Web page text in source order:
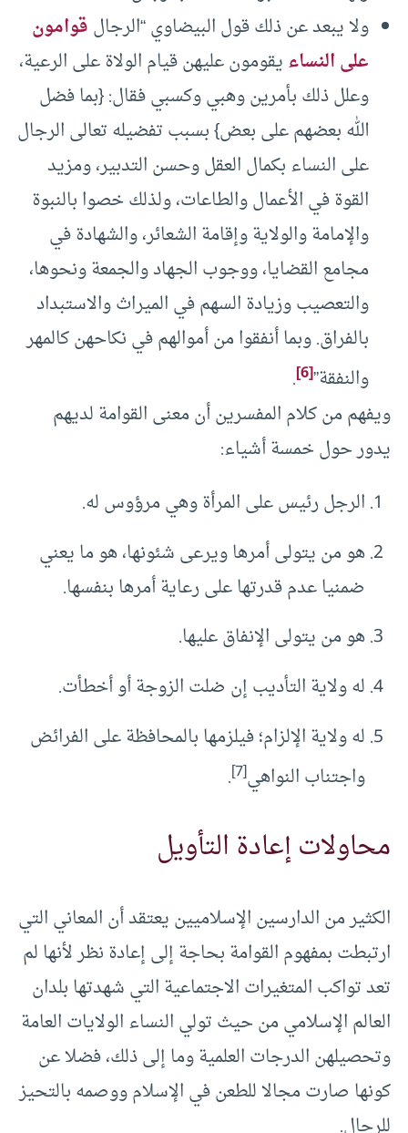
ولا يبعد عن ذلك قول البيضاوي “الرجالقوامون
على النساءيقومون عليهن قيام الولاة على الرعية،
وعلل ذلك بأمرين وهبي وكسبي فقال: {بما فضل
الله بعضهم على بعض} بسبب تفضيله تعالى الرجال
على النساء بكمال العقل وحسن التدبير، ومزيد
القوة في الأعمال والطاعات، ولذلك خصوا بالنبوة
والإمامة والولاية وإقامة الشعائر، والشهادة في
مجامع القضايا، ووجوب الجهاد والجمعة ونحوها،
والتعصيب وزيادة السهم في الميراث والاستبداد
بالفراق. وبما أنفقوا من أموالهم في نكاحهن كالمهر
والنفقة”[6]
.
ويفهم من كلام المفسرين أن معنى القوامة لديهم
يدور حول خمسة أشياء:
الرجل رئيس على المرأة وهي مرؤوس له.
هو من يتولى أمرها ويرعى شئونها، هو ما يعني
ضمنيا عدم قدرتها على رعاية أمرها بنفسها.
هو من يتولى الإنفاق عليها.
له ولاية التأديب إن ضلت الزوجة أو أخطأت.
له ولاية الإلزام؛ فيلزمها بالمحافظة على الفرائض
واجتناب النواهي[7]
.
محاولات إعادة التأويل
الكثير من الدارسين الإسلاميين يعتقد أن المعاني التي
ارتبطت بمفهوم القوامة بحاجة إلى إعادة نظر لأنها لم
تعد تواكب المتغيرات الاجتماعية التي شهدتها بلدان
العالم الإسلامي من حيث تولي النساء الولايات العامة
وتحصيلهن الدرجات العلمية وما إلى ذلك، فضلا عن
كونها صارت مجالا للطعن في الإسلام ووصمه بالتحيز